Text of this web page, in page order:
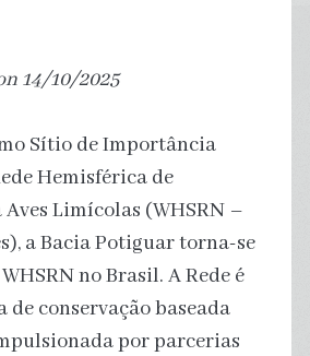
14/10/2025
Sítio de Importância
Hemisférica de
Aves Limícolas (WHSRN –
a Bacia Potiguar torna-se
no Brasil. A Rede é
conservação baseada
por parcerias